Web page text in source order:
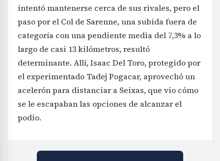
intentó mantenerse cerca de sus rivales, pero el
paso por el Col de Sarenne, una subida fuera de
categoría con una pendiente media del 7,3% a lo
largo de casi 13 kilómetros, resultó
determinante. Allí, Isaac Del Toro, protegido por
el experimentado Tadej Pogacar, aprovechó un
acelerón para distanciar a Seixas, que vio cómo
se le escapaban las opciones de alcanzar el
podio.